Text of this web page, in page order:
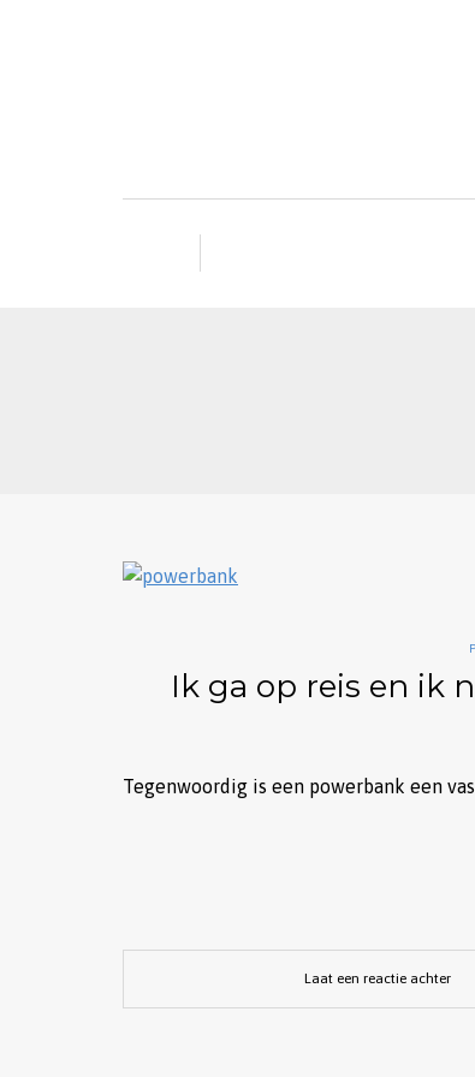
Ik ga op reis en ik
Tegenwoordig is een powerbank een
Laat een reactie achter